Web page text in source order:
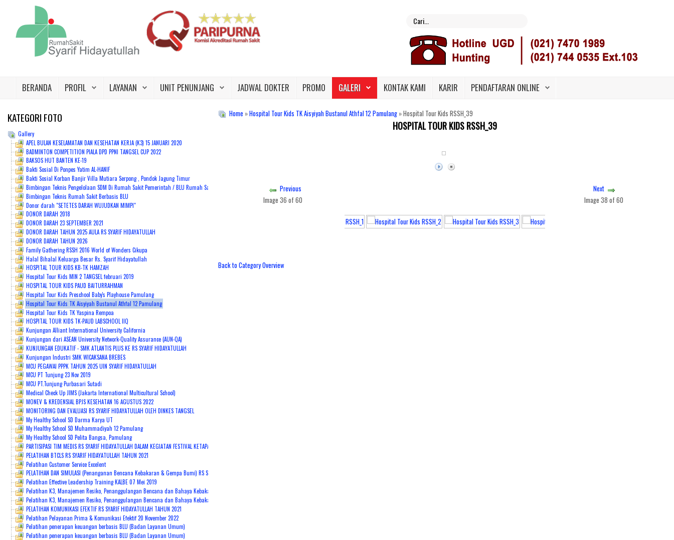
Layanan
Unit Penunjang
Jadwal Dokter
Promo
Galeri
Kontak Kami
Karir
PENDAFTARAN ONLINE
BERANDA PROFIL LAYANAN UNIT PENUNJANG JADWAL DOKTER PROMO GALERI KONTAK KAMI KARIR PENDAFTARAN ONLINE
Home »Hospital Tour Kids TK Aisyiyah Bustanul Athfal 12 Pamulang » Hospital Tour Kids RSSH_39
HOSPITAL TOUR KIDS RSSH_39
Previous
Image 36 of 60
Next
Image 38 of 60
Back to Category Overview
KATEGORI FOTO
Gallery
APEL BULAN KESELAMATAN DAN KESEHATAN KERJA (K3) 15 JANUARI 2020
BADMINTON COMPETITION PIALA DPD PPNI TANGSEL CUP 2022
BAKSOS HUT BANTEN KE-19
Bakti Sosial Di Ponpes Yatim AL-HANIF
Bakti Sosial Korban Banjir Villa Mutiara Serpong , Pondok Jagung Timur
Bimbingan Teknis Pengelolaan SDM Di Rumah Sakit Pemerintah / BLU Rumah Sakit Syarif Hidayatullah 19-20 Juli 2019
Bimbingan Teknis Rumah Sakit Berbasis BLU
Donor darah "SETETES DARAH WUJUDKAN MIMPI"
DONOR DARAH 2018
DONOR DARAH 23 SEPTEMBER 2021
DONOR DARAH TAHUN 2025 AULA RS SYARIF HIDAYATULLAH
DONOR DARAH TAHUN 2026
Family Gathering RSSH 2016 World of Wonders Cikupa
Halal Bihalal Keluarga Besar Rs. Syarif Hidayatullah
HOSPITAL TOUR KIDS KB-TK HAMZAH
Hospital Tour Kids MIN 2 TANGSEL februari 2019
HOSPITAL TOUR KIDS PAUD BAITURRAHMAN
Hospital Tour Kids Preschool Baby's Playhouse Pamulang
Hospital Tour Kids TK Aisyiyah Bustanul Athfal 12 Pamulang
Hospital Tour Kids TK Yaspina Rempoa
HOSPITAL TOUR KIDS TK-PAUD LABSCHOOL IIQ
Kunjungan Alliant International University California
Kunjungan dari ASEAN University Network-Quality Assurance (AUN-QA)
KUNJUNGAN EDUKATIF - SMK ATLANTIS PLUS KE RS SYARIF HIDAYATULLAH
Kunjungan Industri SMK WICAKSANA BREBES
MCU PEGAWAI PPPK TAHUN 2025 UIN SYARIF HIDAYATULLAH
MCU PT Tunjung 23 Nov 2019
MCU PT.Tunjung Purbasari Sutadi
Medical Check Up JIMS (Jakarta International Multicultural School)
MONEV & KREDENSIAL BPJS KESEHATAN 16 AGUSTUS 2022
MONITORING DAN EVALUASI RS SYARIF HIDAYATULLAH OLEH DINKES TANGSEL
My Healthy School SD Darma Karya UT
My Healthy School SD Muhammadiyah 12 Pamulang
My Healthy School SD Pelita Bangsa, Pamulang
PARTISIPASI TIM MEDIS RS SYARIF HIDAYATULLAH DALAM KEGIATAN FESTIVAL KETAPANG KOMUNITAS One Day One Juz (ODOJ)
PELATIHAN BTCLS RS SYARIF HIDAYATULLAH TAHUN 2021
Pelatihan Customer Service Excelent
PELATIHAN DAN SIMULASI (Penanganan Bencana Kebakaran & Gempa Bumi) RS Syarif Hidayatullah Tahun 2021
Pelatihan Effective Leadership Training KALBE 07 Mei 2019
Pelatihan K3, Manajemen Resiko, Penanggulangan Bencana dan Bahaya Kebakaran (Gelombang ke-2)
Pelatihan K3, Manajemen Resiko, Penanggulangan Bencana dan Bahaya Kebakaran 23 Juli 2019
PELATIHAN KOMUNIKASI EFEKTIF RS SYARIF HIDAYATULLAH TAHUN 2021
Pelatihan Pelayanan Prima & Komunikasi Efektif 20 November 2022
Pelatihan penerapan keuangan berbasis BLU (Badan Layanan Umum)
Pelatihan penerapan keuangan berbasis BLU (Badan Layanan Umum)